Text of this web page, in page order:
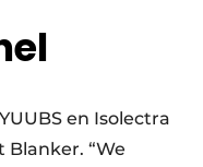
en Isolectra
Blanker. “We